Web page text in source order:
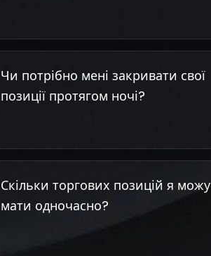
Чи потрібно мені закривати свої
позиції протягом ночі?
Скільки торгових позицій я можу
мати одночасно?